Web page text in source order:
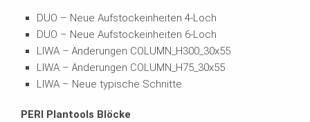
DUO – Neue Aufstockeinheiten 4-Loch
DUO – Neue Aufstockeinheiten 6-Loch
LIWA – Änderungen COLUMN_H300_30x55
LIWA – Änderungen COLUMN_H75_30x55
LIWA – Neue typische Schnitte
PERI Plantools Blöcke